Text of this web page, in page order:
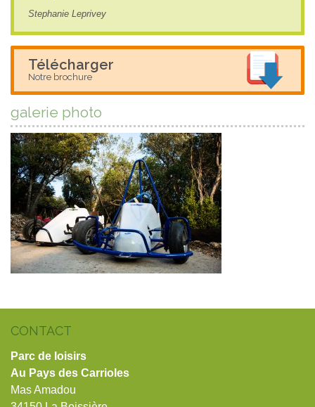
Stephanie Leprivey
Télécharger
Notre brochure
galerie photo
CONTACT
Parc de loisirs
Au Pays des Carrioles
Mas Amadou